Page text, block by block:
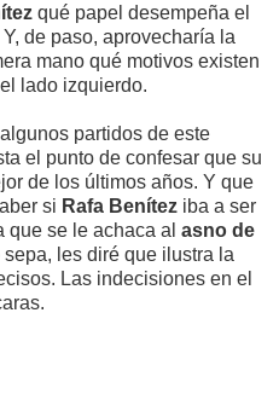
qué papel desempeña el
de paso, aprovecharía la
mano qué motivos existen
lado izquierdo.
partidos de este
el punto de confesar que su
de los últimos años. Y que
si Rafa Benítez iba a ser
se le achaca al asno de
les diré que ilustra la
Las indecisiones en el